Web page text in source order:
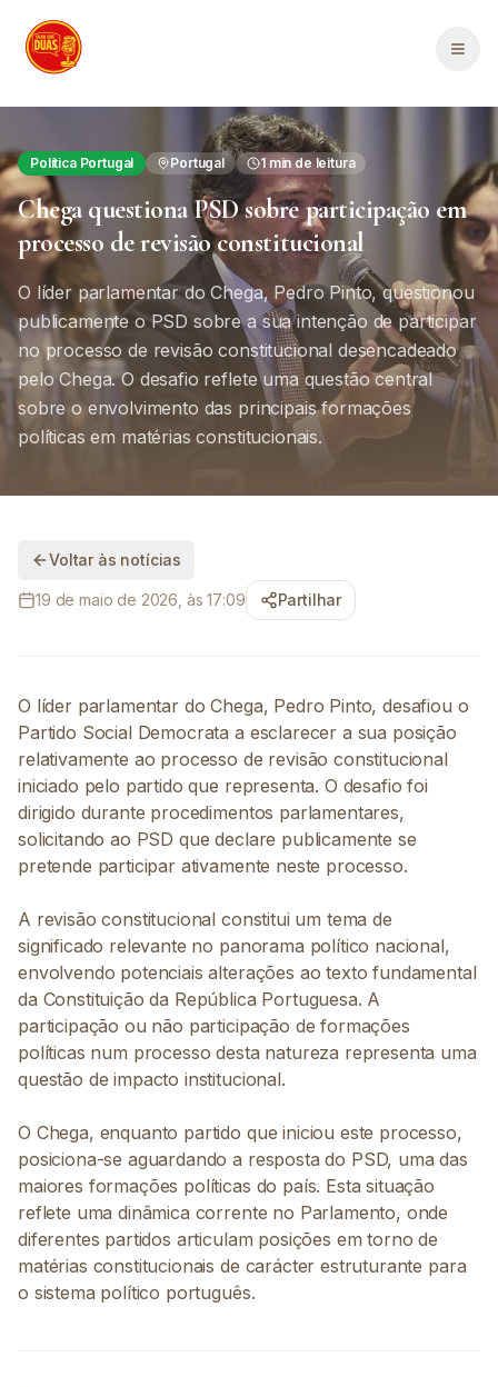
Política Portugal Portugal 1min de leitura
Chega questiona PSD sobre participação em
processo de revisão constitucional
O líder parlamentar do Chega, Pedro Pinto, questionou
publicamente o PSD sobre a sua intenção de participar
no processo de revisão constitucional desencadeado
pelo Chega. O desafio reflete uma questão central
sobre o envolvimento das principais formações
políticas em matérias constitucionais.
Voltar às notícias
19 de maio de 2026, às 17:09 Partilhar
O líder parlamentar do Chega, Pedro Pinto, desafiou o
Partido Social Democrata a esclarecer a sua posição
relativamente ao processo de revisão constitucional
iniciado pelo partido que representa. O desafio foi
dirigido durante procedimentos parlamentares,
solicitando ao PSD que declare publicamente se
pretende participar ativamente neste processo.
A revisão constitucional constitui um tema de
significado relevante no panorama político nacional,
envolvendo potenciais alterações ao texto fundamental
da Constituição da República Portuguesa. A
participação ou não participação de formações
políticas num processo desta natureza representa uma
questão de impacto institucional.
O Chega, enquanto partido que iniciou este processo,
posiciona-se aguardando a resposta do PSD, uma das
maiores formações políticas do país. Esta situação
reflete uma dinâmica corrente no Parlamento, onde
diferentes partidos articulam posições em torno de
matérias constitucionais de carácter estruturante para
o sistema político português.